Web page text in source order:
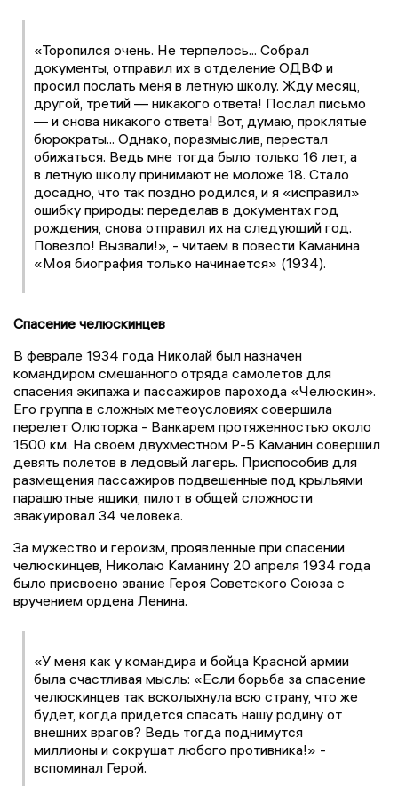
«Торопился очень. Не терпелось... Собрал
документы, отправил их в отделение ОДВФ и
просил послать меня в летную школу. Жду месяц,
другой, третий — никакого ответа! Послал письмо
— и снова никакого ответа! Вот, думаю, проклятые
бюрократы... Однако, поразмыслив, перестал
обижаться. Ведь мне тогда было только 16 лет, а
в летную школу принимают не моложе 18. Стало
досадно, что так поздно родился, и я «исправил»
ошибку природы: переделав в документах год
рождения, снова отправил их на следующий год.
Повезло! Вызвали!», - читаем в повести Каманина
«Моя биография только начинается» (1934).
Спасение челюскинцев
В феврале 1934 года Николай был назначен
командиром смешанного отряда самолетов для
спасения экипажа и пассажиров парохода «Челюскин».
Его группа в сложных метеоусловиях совершила
перелет Олюторка - Ванкарем протяженностью около
1500 км. На своем двухместном Р-5 Каманин совершил
девять полетов в ледовый лагерь. Приспособив для
размещения пассажиров подвешенные под крыльями
парашютные ящики, пилот в общей сложности
эвакуировал 34 человека.
За мужество и героизм, проявленные при спасении
челюскинцев, Николаю Каманину 20 апреля 1934 года
было присвоено звание Героя Советского Союза с
вручением ордена Ленина.
«У меня как у командира и бойца Красной армии
была счастливая мысль: «Если борьба за спасение
челюскинцев так всколыхнула всю страну, что же
будет, когда придется спасать нашу родину от
внешних врагов? Ведь тогда поднимутся
миллионы и сокрушат любого противника!» -
вспоминал Герой.